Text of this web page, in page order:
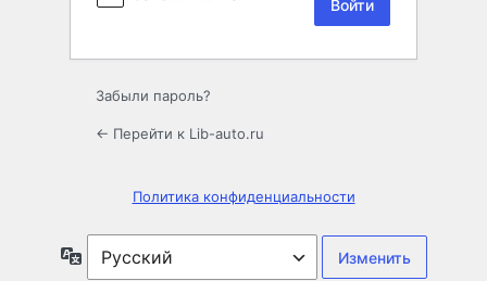
Забыли пароль?
← Перейти к Lib-auto.ru
Политика конфиденциальности
Язык